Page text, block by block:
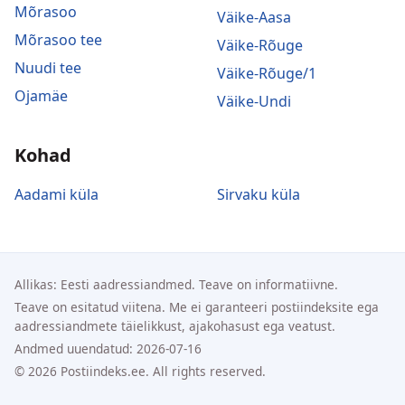
Mõrasoo
Mõrasoo tee
Nuudi tee
Ojamäe
Väike-Aasa
Väike-Rõuge
Väike-Rõuge/1
Väike-Undi
Kohad
Aadami küla Sirvaku küla
Allikas: Eesti aadressiandmed. Teave on informatiivne.
Teave on esitatud viitena. Me ei garanteeri postiindeksite ega
aadressiandmete täielikkust, ajakohasust ega veatust.
Andmed uuendatud: 2026-07-16
© 2026 Postiindeks.ee. All rights reserved.